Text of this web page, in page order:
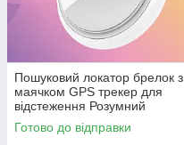
Пошуковий локатор брелок з
маячком GPS трекер для
відстеження Розумний
брелок для речей та тварин
Готово до відправки